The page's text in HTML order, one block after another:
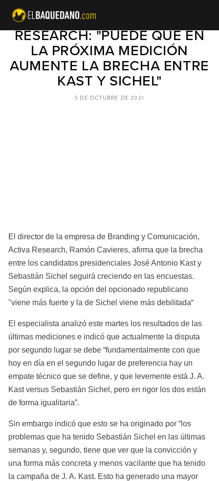
DIRECTOR DE ACTIVA
RESEARCH: "PUEDE QUE EN
LA PRÓXIMA MEDICIÓN
AUMENTE LA BRECHA ENTRE
KAST Y SICHEL"
El director de la empresa de Branding y Comunicación,
Activa Research, Ramón Cavieres, afirma que la brecha
entre los candidatos presidenciales José Antonio Kast y
Sebastián Sichel seguirá creciendo en las encuestas.
Según explica, la opción del opcionado republicano
"viene más fuerte y la de Sichel viene más debilitada“
El especialista analizó este martes los resultados de las
últimas mediciones e indicó que actualmente la disputa
por segundo lugar se debe “fundamentalmente con que
hoy en día en el segundo lugar de preferencia hay un
empate técnico que se define, y que levemente está J. A.
Kast versus Sebastián Sichel, pero en rigor los dos están
de forma igualitaria”.
Sin embargo indicó que esto se ha originado por “los
problemas que ha tenido Sebastián Sichel en las últimas
semanas y, segundo, tiene que ver que la convicción y
una forma más concreta y menos vacilante que ha tenido
la campaña de J. A. Kast. Esto ha generado una mayor
5 DE OCTUBRE DE 2021